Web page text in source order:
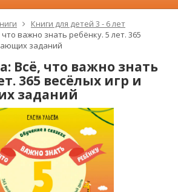
Книги для детей 3 - 6 лет
важно знать ребёнку. 5 лет. 365
заданий
Всё, что важно знать
365 весёлых игр и
заданий